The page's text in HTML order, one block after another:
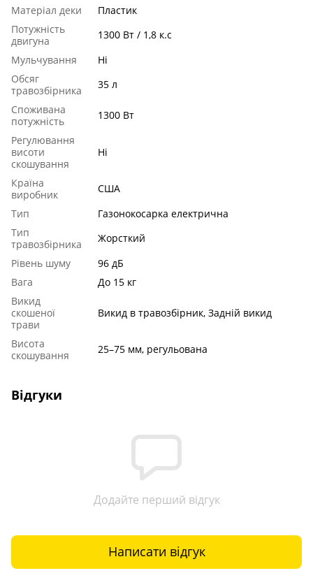
Матеріал деки
Пластик
Потужність
двигуна
1300 Вт / 1,8 к.с
Мульчування
Ні
Обсяг
травозбірника
35 л
Споживана
потужність
1300 Вт
Регулювання
висоти
скошування
Ні
Країна
виробник
США
Тип
Газонокосарка електрична
Тип
травозбірника
Жорсткий
Рівень шуму
96 дБ
Вага
До 15 кг
Викид
скошеної
трави
Викид в травозбірник, Задній викид
Висота
скошування
25–75 мм, регульована
Відгуки
Додайте перший відгук
Написати відгук